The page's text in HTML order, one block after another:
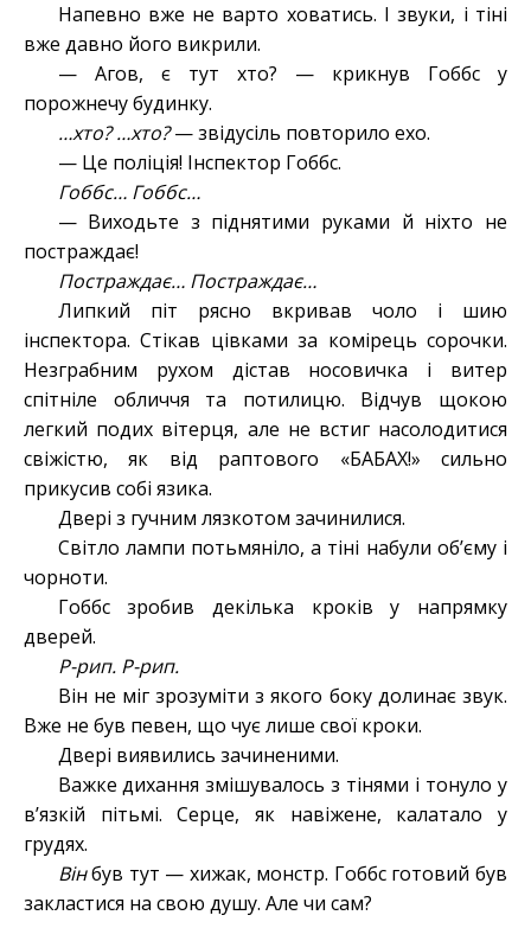
Напевно вже не варто ховатись. І звуки, і тіні
вже давно його викрили.
— Агов, є тут хто? — крикнув Гоббс у
порожнечу будинку.
…хто? …хто?— звідусіль повторило ехо.
— Це поліція! Інспектор Гоббс.
Гоббс… Гоббс…
— Виходьте з піднятими руками й ніхто не
постраждає!
Постраждає… Постраждає…
Липкий піт рясно вкривав чоло і шию
інспектора. Стікав цівками за комірець сорочки.
Незграбним рухом дістав носовичка і витер
спітніле обличчя та потилицю. Відчув щокою
легкий подих вітерця, але не встиг насолодитися
свіжістю, як від раптового «БАБАХ!» сильно
прикусив собі язика.
Двері з гучним лязкотом зачинилися.
Світло лампи потьмяніло, а тіні набули об’єму і
чорноти.
Гоббс зробив декілька кроків у напрямку
дверей.
Р-рип. Р-рип.
Він не міг зрозуміти з якого боку долинає звук.
Вже не був певен, що чує лише свої кроки.
Двері виявились зачиненими.
Важке дихання змішувалось з тінями і тонуло у
в’язкій пітьмі. Серце, як навіжене, калатало у
грудях.
Вінбув тут — хижак, монстр. Гоббс готовий був
закластися на свою душу. Але чи сам?